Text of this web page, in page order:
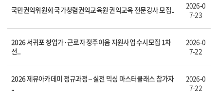
국민권익위원회 국가청렴권익교육원 권익교육 전문강사 모집..
2026-0
7-23
2026 서귀포 창업가·근로자 정주이음 지원사업 수시모집 1차
선..
2026-0
7-22
2026 제뮤아카데미 정규과정 – 실전 믹싱 마스터클래스 참가자
..
2026-0
7-22